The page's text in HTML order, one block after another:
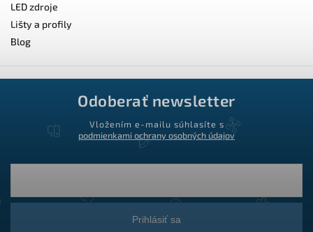
LED zdroje
Lišty a profily
Blog
Odoberať newsletter
Vložením e-mailu súhlasíte s
podmienkami ochrany osobných údajov
Prihlásiť sa